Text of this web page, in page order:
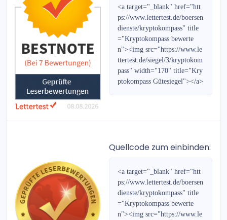
Gold- & Rohstoff-Report
Forex-Report
Bernecker Wegweiser 2022
DividendenKönige
Der Privatinvestor Jahresspezialausgabe 2019/2020
Bernecker-Daily
Der Privatinvestor Jahresspezialausgabe 2021/2022
Bernecker Wegweiser 2018
<a target="_blank" href="htt
ps://www.lettertest.de/boersen
dienste/kryptokompass" title
="Kryptokompass bewerte
n"><img src="https://www.le
ttertest.de/siegel/3/kryptokom
pass" width="170" title="Kry
ptokompass Gütesiegel"></a>
Quellcode zum einbinden:
<a target="_blank" href="htt
ps://www.lettertest.de/boersen
dienste/kryptokompass" title
="Kryptokompass bewerte
n"><img src="https://www.le